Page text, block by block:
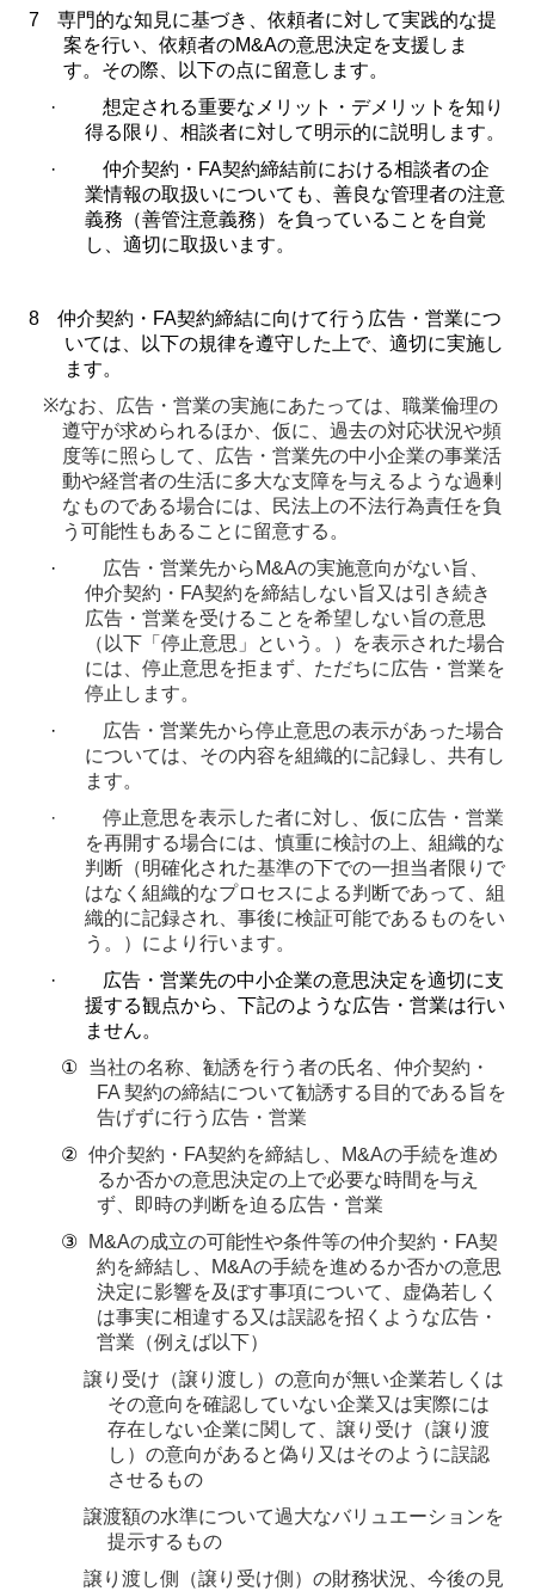
7
専門的な知見に基づき、依頼者に対して実践的な提
案を行い、依頼者のM&Aの意思決定を支援しま
す。その際、以下の点に留意します。
·
想定される重要なメリット・デメリットを知り
得る限り、相談者に対して明示的に説明します。
·
仲介契約・ FA契約締結前における相談者の企
業情報の取扱いについても、善良な管理者の注意
義務（善管注意義務）を負っていることを自覚
し、適切に取扱います。
8 仲介契約・ FA契約締結に向けて行う広告・営業につ
いては、以下の規律を遵守した上で、適切に実施し
ます。
※なお、広告・営業の実施にあたっては、職業倫理の
遵守が求められるほか、仮に、過去の対応状況や頻
度等に照らして、広告・営業先の中小企業の事業活
動や経営者の生活に多大な支障を与えるような過剰
なものである場合には、民法上の不法行為責任を負
う可能性もあることに留意する。
·
広告・営業先から M&Aの実施意向がない旨、
仲介契約・ FA契約を締結しない旨又は引き続き
広告・営業を受けることを希望しない旨の意思
（以下「停止意思」という。）を表示された場合
には、停止意思を拒まず、ただちに広告・営業を
停止します。
·
広告・営業先から停止意思の表示があった場合
については、その内容を組織的に記録し、共有し
ます。
·
停止意思を表示した者に対し、仮に広告・営業
を再開する場合には、慎重に検討の上、組織的な
判断（明確化された基準の下での一担当者限りで
はなく組織的なプロセスによる判断であって、組
織的に記録され、事後に検証可能であるものをい
う。）により行います。
·
広告・営業先の中小企業の意思決定を適切に支
援する観点から、下記のような広告・営業は行い
ません。
① 当社の名称、勧誘を行う者の氏名、仲介契約・
FA 契約の締結について勧誘する目的である旨を
告げずに行う広告・営業
② 仲介契約・ FA契約を締結し、 M&Aの手続を進め
るか否かの意思決定の上で必要な時間を与え
ず、即時の判断を迫る広告・営業
③
M&Aの成立の可能性や条件等の仲介契約・ FA契
約を締結し、
M&Aの手続を進めるか否かの意思
決定に影響を及ぼす事項について、虚偽若しく
は事実に相違する又は誤認を招くような広告・
営業（例えば以下）
譲り受け（譲り渡し）の意向が無い企業若しくは
その意向を確認していない企業又は実際には
存在しない企業に関して、譲り受け（譲り渡
し）の意向があると偽り又はそのように誤認
させるもの
譲渡額の水準について過大なバリュエーションを
提示するもの
譲り渡し側（譲り受け側）の財務状況、今後の見